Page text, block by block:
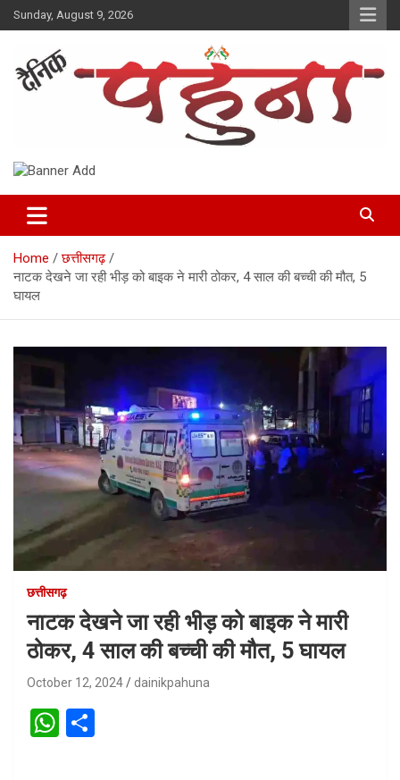
Skip
to
Sunday, August 9, 2026
Dainik Pahuna
Home
छत्तीसगढ़
नाटक देखने जा रही भीड़ को बाइक ने मारी ठोकर, 4 साल की बच्ची की मौत, 5
घायल
छत्तीसगढ़
नाटक देखने जा रही भीड़ को बाइक ने मारी
ठोकर, 4 साल की बच्ची की मौत, 5 घायल
October 12, 2024 dainikpahuna
W